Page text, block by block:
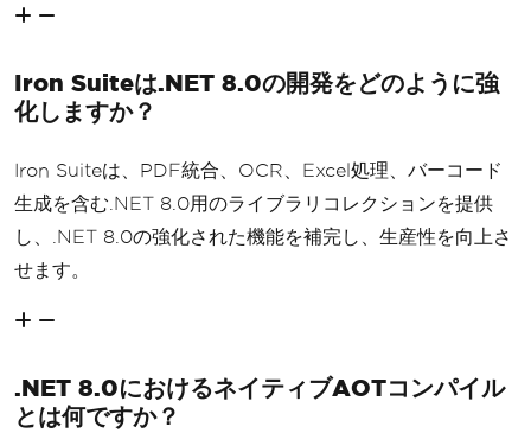
Iron Suiteは.NET 8.0の開発をどのように強
化しますか？
Iron Suiteは、PDF統合、OCR、Excel処理、バーコード
生成を含む.NET 8.0用のライブラリコレクションを提供
し、.NET 8.0の強化された機能を補完し、生産性を向上さ
せます。
.NET 8.0におけるネイティブAOTコンパイル
とは何ですか？